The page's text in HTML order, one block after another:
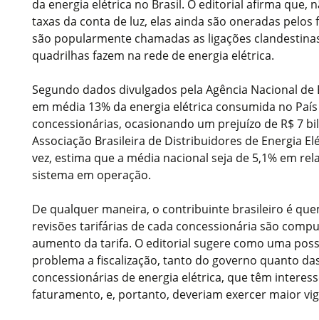
da energia elétrica no Brasil. O editorial afirma que,
taxas da conta de luz, elas ainda são oneradas pelos
são popularmente chamadas as ligações
quadrilhas fazem na rede de energia elétrica.
Segundo dados divulgados pela Agência Nacional de
em média 13% da energia elétrica consumida no
concessionárias, ocasionando um prejuízo de R$ 7
Associação Brasileira de Distribuidores de Energia
vez, estima que a média nacional seja de 5,1% em
sistema em operação.
De qualquer maneira, o contribuinte brasileiro é
revisões tarifárias de cada concessionária são
aumento da tarifa. O editorial sugere como uma
problema a fiscalização, tanto do governo quanto
concessionárias de energia elétrica, que têm
faturamento, e, portanto, deveriam exercer maior